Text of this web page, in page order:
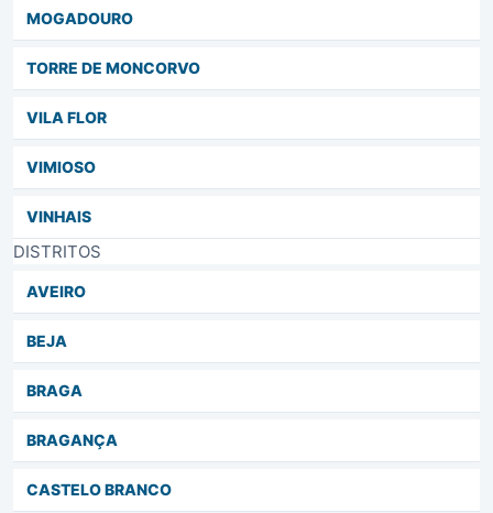
MOGADOURO
TORRE DE MONCORVO
VILA FLOR
VIMIOSO
VINHAIS
DISTRITOS
AVEIRO
BEJA
BRAGA
BRAGANÇA
CASTELO BRANCO